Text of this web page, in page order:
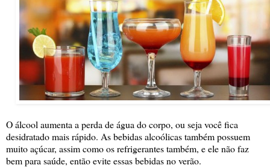
O álcool aumenta a perda de água do corpo, ou seja você fica
desidratado mais rápido. As bebidas alcoólicas também possuem
muito açúcar, assim como os refrigerantes também, e ele não faz
bem para saúde, então evite essas bebidas no verão.